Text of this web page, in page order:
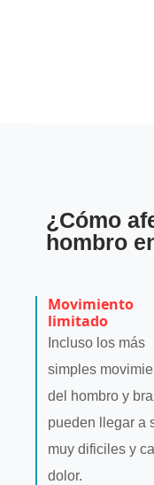
¿Cómo
hombro
Movimiento
limitado
Incluso los más
simples
del hombro y
pueden llegar a
muy dificiles y
dolor.